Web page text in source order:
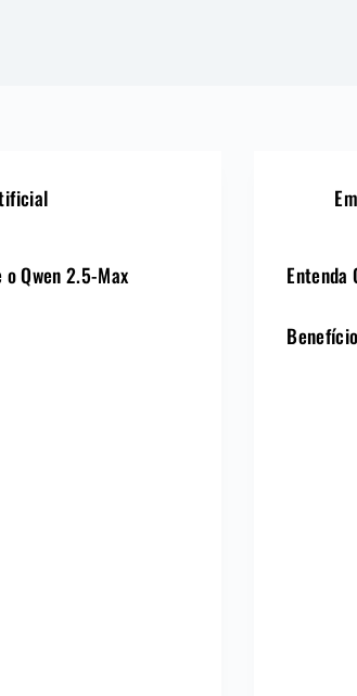
Qwen 2.5-Max Entenda